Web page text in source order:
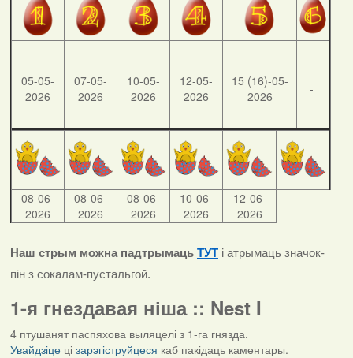
05-05-
2026
07-05-
2026
10-05-
2026
12-05-
2026
15 (16)-05-
2026
-
08-06-
2026
08-06-
2026
08-06-
2026
10-06-
2026
12-06-
2026
Наш стрым можна падтрымаць ТУТ і атрымаць значок-
пін з сокалам-пустальгой.
1-я гнездавая ніша :: Nest I
4 птушанят паспяхова выляцелі з 1-га гнязда.
Увайдзіцеці зарэгіструйцеся каб пакідаць каментары.